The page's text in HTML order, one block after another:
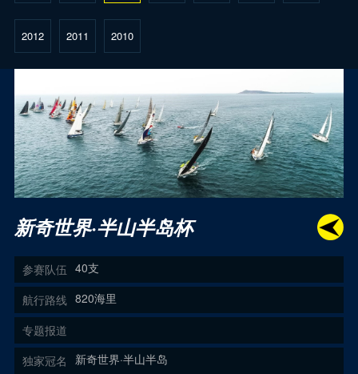
2012 2011 2010
新奇世界·半山半岛杯
参赛队伍 40支
航行路线 820海里
专题报道
独家冠名
新奇世界·半山半岛